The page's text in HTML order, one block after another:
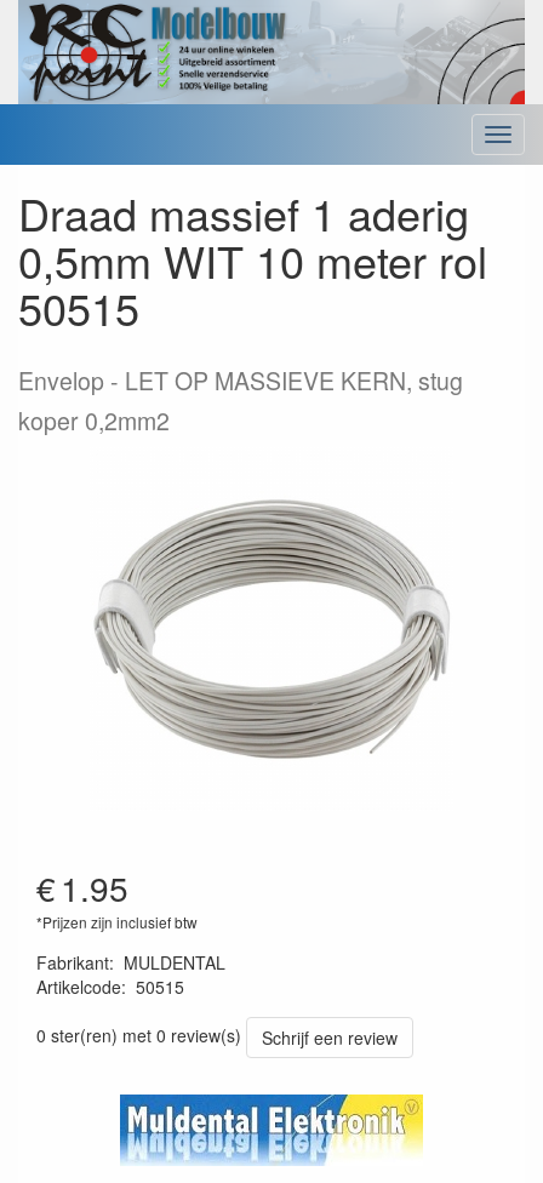
Menu
Draad massief 1 aderig
0,5mm WIT 10 meter rol
50515
Envelop
LET OP MASSIEVE KERN, stug
koper 0,2mm2
€1.95
*Prijzen zijn inclusief btw
Fabrikant: MULDENTAL
Artikelcode: 50515
0 ster(ren) met 0 review(s)
Schrijf een review